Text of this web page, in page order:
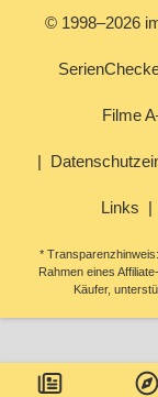
© 1998–2026
Filme
Links
*
Rahmen eines
Käufer,